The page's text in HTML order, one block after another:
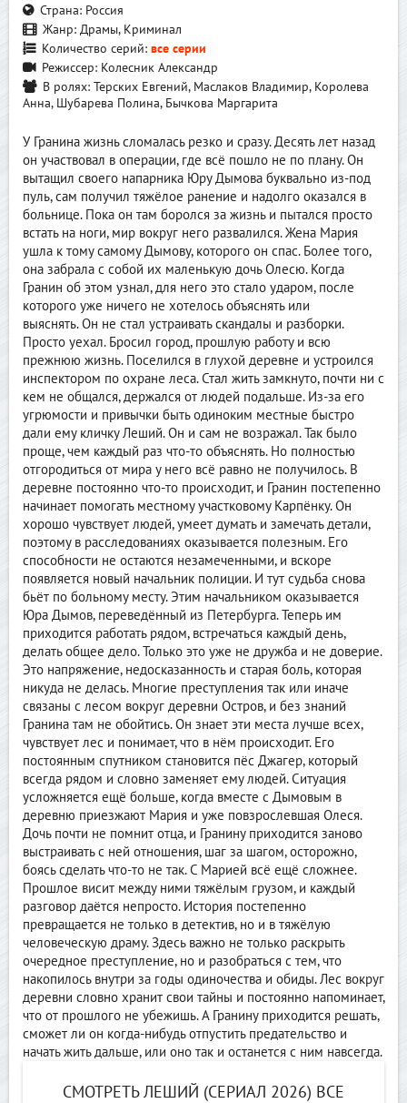
Страна: Россия
Жанр: Драмы, Криминал
Количество серий: все серии
Режиссер: Колесник Александр
В ролях: Терских Евгений, Маслаков Владимир, Королева
Анна, Шубарева Полина, Бычкова Маргарита
У Гранина жизнь сломалась резко и сразу. Десять лет назад
он участвовал в операции, где всё пошло не по плану. Он
вытащил своего напарника Юру Дымова буквально из-под
пуль, сам получил тяжёлое ранение и надолго оказался в
больнице. Пока он там боролся за жизнь и пытался просто
встать на ноги, мир вокруг него развалился. Жена Мария
ушла к тому самому Дымову, которого он спас. Более того,
она забрала с собой их маленькую дочь Олесю. Когда
Гранин об этом узнал, для него это стало ударом, после
которого уже ничего не хотелось объяснять или
выяснять. Он не стал устраивать скандалы и разборки.
Просто уехал. Бросил город, прошлую работу и всю
прежнюю жизнь. Поселился в глухой деревне и устроился
инспектором по охране леса. Стал жить замкнуто, почти ни с
кем не общался, держался от людей подальше. Из-за его
угрюмости и привычки быть одиноким местные быстро
дали ему кличку Леший. Он и сам не возражал. Так было
проще, чем каждый раз что-то объяснять. Но полностью
отгородиться от мира у него всё равно не получилось. В
деревне постоянно что-то происходит, и Гранин постепенно
начинает помогать местному участковому Карпёнку. Он
хорошо чувствует людей, умеет думать и замечать детали,
поэтому в расследованиях оказывается полезным. Его
способности не остаются незамеченными, и вскоре
появляется новый начальник полиции. И тут судьба снова
бьёт по больному месту. Этим начальником оказывается
Юра Дымов, переведённый из Петербурга. Теперь им
приходится работать рядом, встречаться каждый день,
делать общее дело. Только это уже не дружба и не доверие.
Это напряжение, недосказанность и старая боль, которая
никуда не делась. Многие преступления так или иначе
связаны с лесом вокруг деревни Остров, и без знаний
Гранина там не обойтись. Он знает эти места лучше всех,
чувствует лес и понимает, что в нём происходит. Его
постоянным спутником становится пёс Джагер, который
всегда рядом и словно заменяет ему людей. Ситуация
усложняется ещё больше, когда вместе с Дымовым в
деревню приезжают Мария и уже повзрослевшая Олеся.
Дочь почти не помнит отца, и Гранину приходится заново
выстраивать с ней отношения, шаг за шагом, осторожно,
боясь сделать что-то не так. С Марией всё ещё сложнее.
Прошлое висит между ними тяжёлым грузом, и каждый
разговор даётся непросто. История постепенно
превращается не только в детектив, но и в тяжёлую
человеческую драму. Здесь важно не только раскрыть
очередное преступление, но и разобраться с тем, что
накопилось внутри за годы одиночества и обиды. Лес вокруг
деревни словно хранит свои тайны и постоянно напоминает,
что от прошлого не убежишь. А Гранину приходится решать,
сможет ли он когда-нибудь отпустить предательство и
начать жить дальше, или оно так и останется с ним навсегда.
СМОТРЕТЬ ЛЕШИЙ (СЕРИАЛ 2026) ВСЕ